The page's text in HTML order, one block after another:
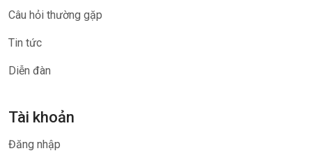
Câu hỏi thường gặp
Tin tức
Diễn đàn
Tài khoản
Đăng nhập